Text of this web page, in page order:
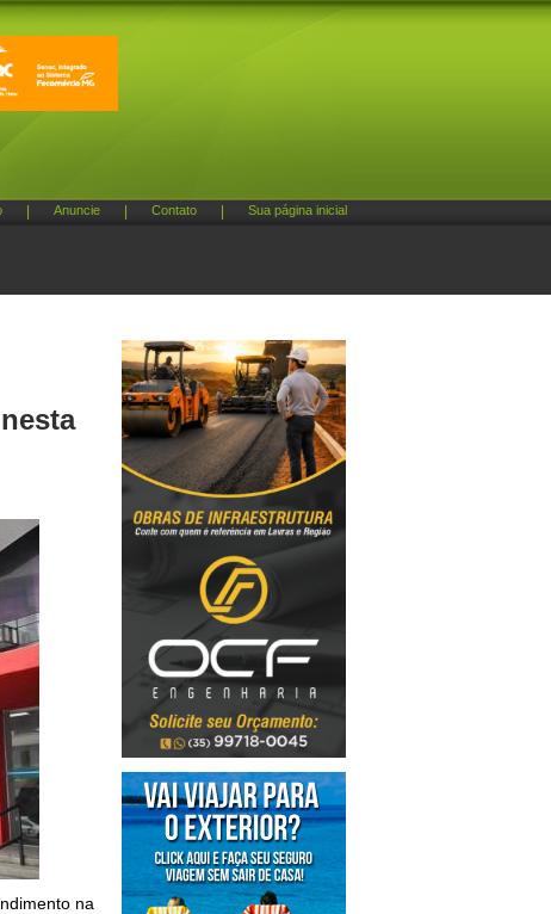
Anuncie Contato Sua página inicial
na